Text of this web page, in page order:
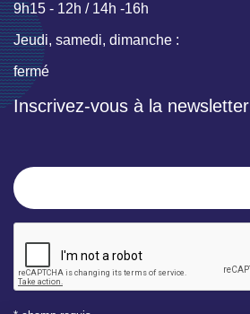
9h15 - 12h / 14h -16h
Jeudi, samedi, dimanche :
fermé
Inscrivez-vous à la newsletter